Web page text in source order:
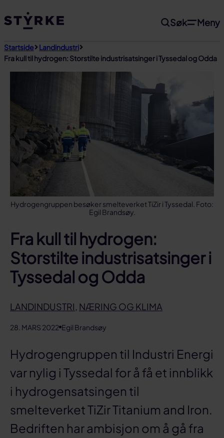
til
Søk Meny
Startside
Landindustri
Fra kull til hydrogen: Storstilte industrisatsinger i Tyssedal og Odda
Hydrogengruppen besøker smelteverket TiZir i Tyssedal. Foto:
Egil Brandsøy.
Fra kull til hydrogen:
Storstilte industrisatsinger i
Tyssedal og Odda
LANDINDUSTRI, NÆRING OG KLIMA
28. MARS 2022 Egil Brandsøy
Hydrogengruppen til Industri Energi
var nylig i Tyssedal for å få et innblikk
i hydrogensatsingen til
smelteverket TiZir Titanium and Iron.
Bedriften har ambisjon om å gå fra